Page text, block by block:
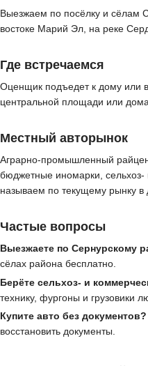
Выезжаем по посёлку и сёлам
востоке Марий Эл, на реке
Где встречаемся
Оценщик подъедет к дому или
центральной площади или
Местный авторынок
Аграрно-промышленный
бюджетные иномарки, сельхоз-
называем по текущему рынку
Частые вопросы
Выезжаете по Сернурскому
сёлах района бесплатно.
Берёте сельхоз- и
технику, фургоны и грузовики
Купите авто без документов?
восстановить документы.